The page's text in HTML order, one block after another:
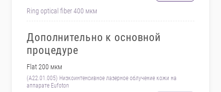
Ring optical fiber 400 мкм
Дополнительно к основной
процедуре
Flat 200 мкм
(A22.01.005) Низкоинтенсивное лазерное облучение кожи на
аппарате Eufoton